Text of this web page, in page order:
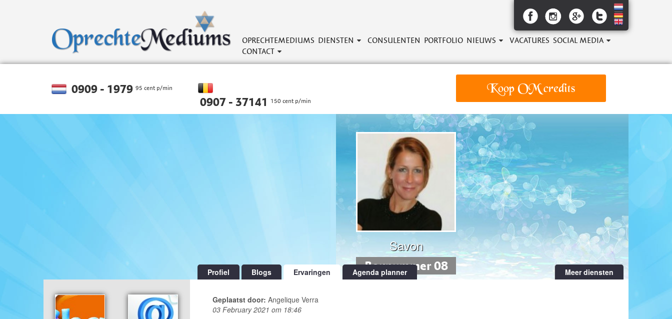
OPRECHTEMEDIUMS DIENSTEN CONSULENTEN PORTFOLIO NIEUWS VACATURES SOCIAL MEDIA
CONTACT
0909 - 1979 95 cent p/min
0907 - 37141 150 cent p/min
Koop OM credits
Savon
Boxnummer 08
Profiel Blogs Ervaringen Agenda planner Meer diensten
Geplaatst door: Angelique Verra
03 February 2021 om 18:46